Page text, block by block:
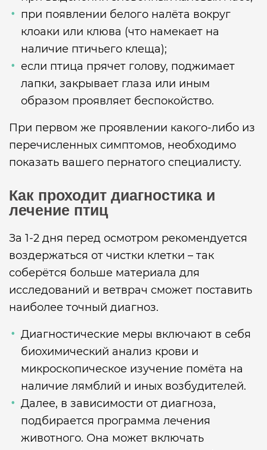
при появлении белого налёта вокруг
клоаки или клюва (что намекает на
наличие птичьего клеща);
если птица прячет голову, поджимает
лапки, закрывает глаза или иным
образом проявляет беспокойство.
При первом же проявлении какого-либо из
перечисленных симптомов, необходимо
показать вашего пернатого специалисту.
Как проходит диагностика и
лечение птиц
За 1-2 дня перед осмотром рекомендуется
воздержаться от чистки клетки – так
соберётся больше материала для
исследований и ветврач сможет поставить
наиболее точный диагноз.
Диагностические меры включают в себя
биохимический анализ крови и
микроскопическое изучение помёта на
наличие лямблий и иных возбудителей.
Далее, в зависимости от диагноза,
подбирается программа лечения
животного. Она может включать